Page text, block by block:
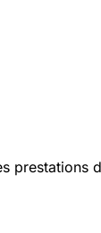
prestations